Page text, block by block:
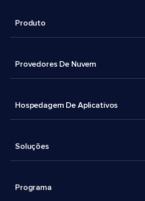
Produto
Provedores De Nuvem
Hospedagem De Aplicativos
Soluções
Programa